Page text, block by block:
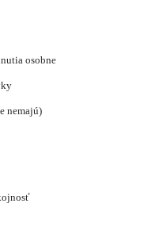
osobne
nemajú)